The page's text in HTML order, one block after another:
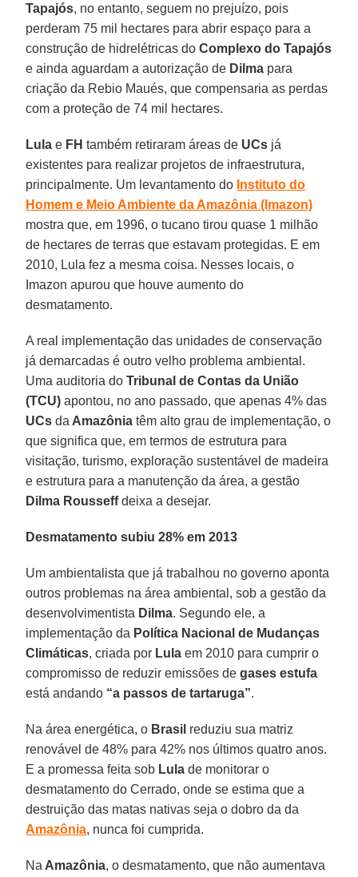
Tapajós, no entanto, seguem no prejuízo, pois
perderam 75 mil hectares para abrir espaço para a
construção de hidrelétricas doComplexo do Tapajós
e ainda aguardam a autorização de Dilma para
criação da Rebio Maués, que compensaria as perdas
com a proteção de 74 mil hectares.
Lula e FH também retiraram áreas de UCs já
existentes para realizar projetos de infraestrutura,
principalmente. Um levantamento do Instituto do
Homem e Meio Ambiente da Amazônia (Imazon)
mostra que, em 1996, o tucano tirou quase 1 milhão
de hectares de terras que estavam protegidas. E em
2010, Lula fez a mesma coisa. Nesses locais, o
Imazon apurou que houve aumento do
desmatamento.
A real implementação das unidades de conservação
já demarcadas é outro velho problema ambiental.
Uma auditoria doTribunal de Contas da União
(TCU) apontou, no ano passado, que apenas 4% das
UCs da Amazônia têm alto grau de implementação, o
que significa que, em termos de estrutura para
visitação, turismo, exploração sustentável de madeira
e estrutura para a manutenção da área, a gestão
Dilma Rousseffdeixa a desejar.
Desmatamento subiu 28% em 2013
Um ambientalista que já trabalhou no governo aponta
outros problemas na área ambiental, sob a gestão da
desenvolvimentista Dilma. Segundo ele, a
implementação da Política Nacional de Mudanças
Climáticas, criada por Lula em 2010 para cumprir o
compromisso de reduzir emissões degases estufa
está andando “a passos de tartaruga”.
Na área energética, o Brasil reduziu sua matriz
renovável de 48% para 42% nos últimos quatro anos.
E a promessa feita sob Lula de monitorar o
desmatamento do Cerrado, onde se estima que a
destruição das matas nativas seja o dobro da da
Amazônia, nunca foi cumprida.
Na Amazônia, o desmatamento, que não aumentava